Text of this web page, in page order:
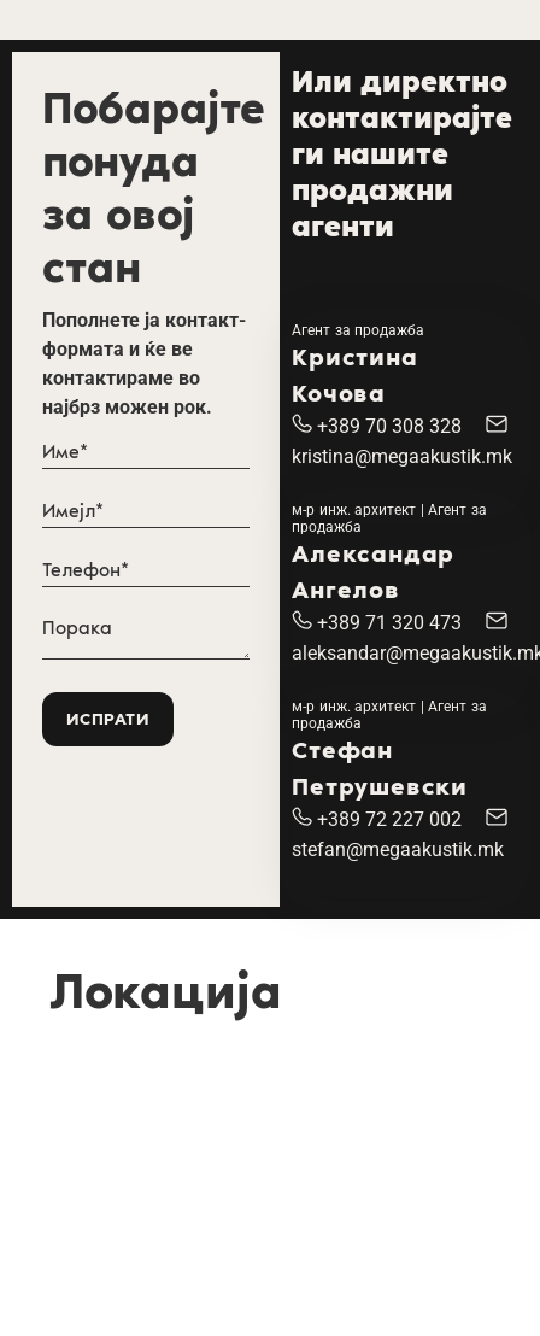
Побарајте
понуда
за овој
стан
Пополнете ја контакт-
формата и ќе ве
контактираме во
најбрз можен рок.
Или директно
контактирајте
ги нашите
продажни
агенти
Агент за продажба
Кристина
Кочова
+389 70 308 328
kristina@megaakustik.mk
м-р инж. архитект | Агент за
продажба
Александар
Ангелов
+389 71 320 473
м-р инж. архитект | Агент за
продажба
Стефан
Петрушевски
+389 72 227 002
stefan@megaakustik.mk
Локација